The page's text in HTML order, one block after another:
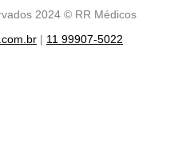
2024 © RR Médicos
| 11 99907-5022